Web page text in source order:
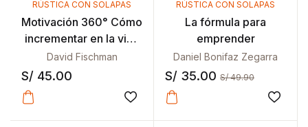
RÚSTICA CON SOLAPAS
Motivación 360° Cómo
incrementar en la vida
y en la empresa
David Fischman
S/ 45.00
Añadir a la lista de deseos
RÚSTICA CON SOLAPAS
La fórmula para
emprender
Daniel Bonifaz Zegarra
S/ 35.00 S/49.90